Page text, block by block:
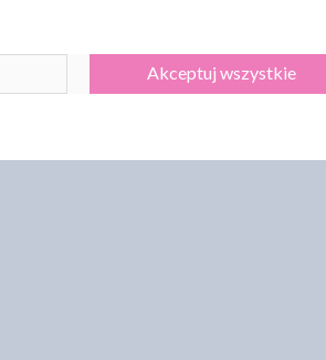
Akceptuj wszystkie